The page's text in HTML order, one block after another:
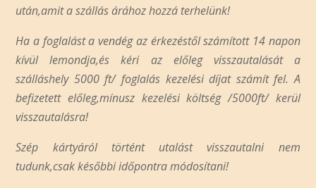
után,amit a szállás árához hozzá terhelünk!
Ha a foglalást a vendég az érkezéstől számított 14 napon
kívül lemondja,és kéri az előleg visszautalását a
szálláshely 5000 ft/ foglalás kezelési díjat számít fel. A
befizetett előleg,mínusz kezelési költség /5000ft/ kerül
visszautalásra!
Szép kártyáról történt utalást visszautalni nem
tudunk,csak későbbi időpontra módosítani!